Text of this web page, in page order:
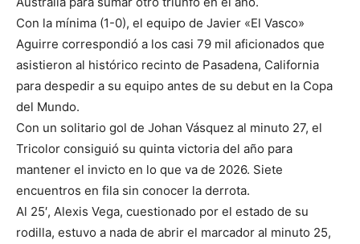
Con la mínima (1-0), el equipo de Javier «El Vasco»
Aguirre correspondió a los casi 79 mil aficionados que
asistieron al histórico recinto de Pasadena, California
para despedir a su equipo antes de su debut en la Copa
del Mundo.
Con un solitario gol de Johan Vásquez al minuto 27, el
Tricolor consiguió su quinta victoria del año para
mantener el invicto en lo que va de 2026. Siete
encuentros en fila sin conocer la derrota.
Al 25′, Alexis Vega, cuestionado por el estado de su
rodilla, estuvo a nada de abrir el marcador al minuto 25,